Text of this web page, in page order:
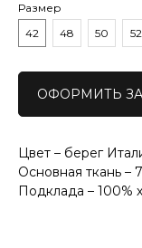
Размер
42
48 50 52
ОФОРМИТЬ
Цвет – берег
Основная ткань –
Подклада – 100%